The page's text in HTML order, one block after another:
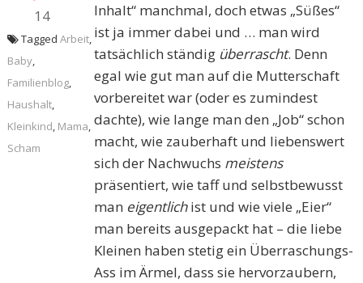
14
Inhalt“ manchmal, doch etwas „Süßes“
ist ja immer dabei und … man wird
tatsächlich ständig überrascht. Denn
egal wie gut man auf die Mutterschaft
vorbereitet war (oder es zumindest
dachte), wie lange man den „Job“ schon
macht, wie zauberhaft und liebenswert
sich der Nachwuchs meistens
präsentiert, wie taff und selbstbewusst
man eigentlichist und wie viele „Eier“
man bereits ausgepackt hat – die liebe
Kleinen haben stetig ein Überraschungs-
Ass im Ärmel, dass sie hervorzaubern,
Tagged Arbeit,
Baby,
Familienblog,
Haushalt,
Kleinkind, Mama,
Scham